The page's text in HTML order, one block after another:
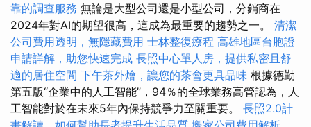
靠的調查服務 無論是大型公司還是小型公司，分銷商在
2024年對AI的期望很高，這成為最重要的趨勢之一。 清潔
公司費用透明，無隱藏費用 士林整復療程 高雄地區台胞證
申請詳解，助您快速完成 長照中心單人房，提供私密且舒
適的居住空間 下午茶外燴，讓您的茶會更具品味 根據德勤
第五版“企業中的人工智能”，94％的全球業務高管認為，人
工智能對於在未來5年內保持競爭力至關重要。 長照2.0計